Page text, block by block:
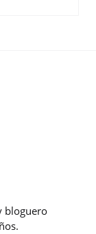
bloguero